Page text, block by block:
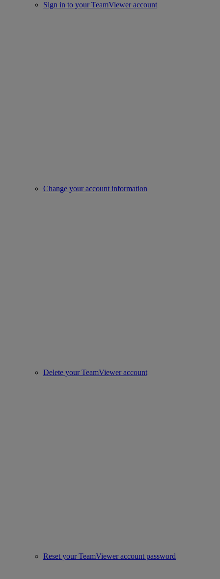
Sign in to your TeamViewer account
Change your account information
Delete your TeamViewer account
Reset your TeamViewer account password